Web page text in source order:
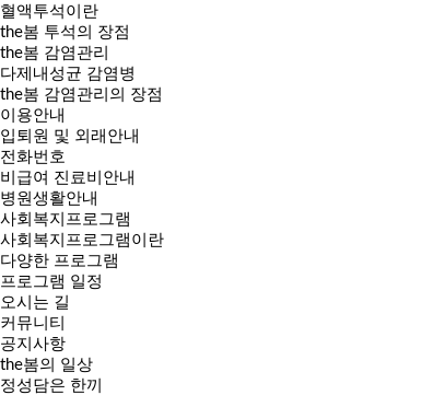
혈액투석이란
the봄 투석의 장점
the봄 감염관리
다제내성균 감염병
the봄 감염관리의 장점
이용안내
입퇴원 및 외래안내
전화번호
비급여 진료비안내
병원생활안내
사회복지프로그램
사회복지프로그램이란
다양한 프로그램
프로그램 일정
오시는 길
커뮤니티
공지사항
the봄의 일상
정성담은 한끼